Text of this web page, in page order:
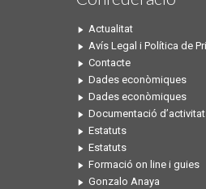
Actualitat
Avís Legal i Política de
Contacte
Dades econòmiques
Dades econòmiques
Documentació d’activitat
Estatuts
Estatuts
Formació on line i guies
Gonzalo Anaya